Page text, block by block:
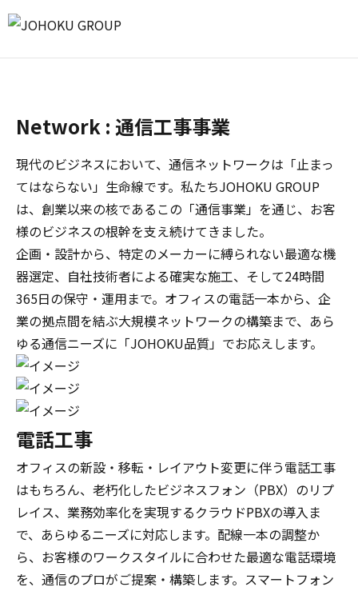
Network : 通信工事事業
現代のビジネスにおいて、通信ネットワークは「止まっ
てはならない」生命線です。私たちJOHOKU GROUP
は、創業以来の核であるこの「通信事業」を通じ、お客
様のビジネスの根幹を支え続けてきました。
企画・設計から、特定のメーカーに縛られない最適な機
器選定、自社技術者による確実な施工、そして24時間
365日の保守・運用まで。オフィスの電話一本から、企
業の拠点間を結ぶ大規模ネットワークの構築まで、あら
ゆる通信ニーズに「JOHOKU品質」でお応えします。
電話工事
オフィスの新設・移転・レイアウト変更に伴う電話工事
はもちろん、老朽化したビジネスフォン（PBX）のリプ
レイス、業務効率化を実現するクラウドPBXの導入ま
で、あらゆるニーズに対応します。配線一本の調整か
ら、お客様のワークスタイルに合わせた最適な電話環境
を、通信のプロがご提案・構築します。スマートフォン